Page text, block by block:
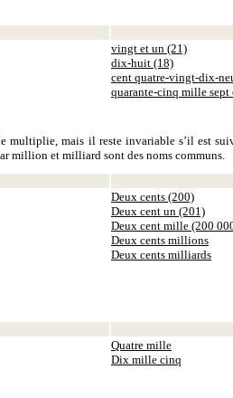
vingt et un (21)
dix-huit (18)
cent quatre-vingt-dix-
quarante-cinq mille
multiplie, mais il reste invariable s’il est
million et milliard sont des noms communs.
Deux cents (200)
Deux cent un (201)
Deux cent mille (200
Deux cents millions
Deux cents milliards
Quatre mille
Dix mille cinq